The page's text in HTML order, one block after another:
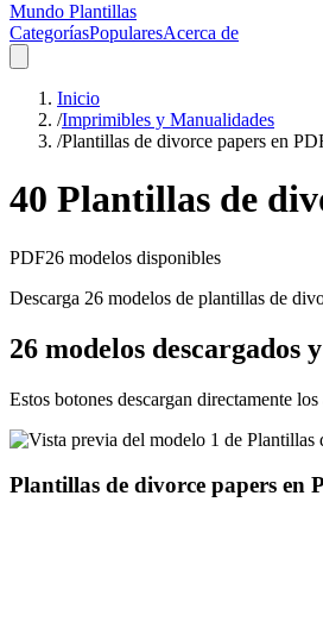
Mundo Plantillas
CategoríasPopularesAcerca de
Inicio
/Imprimibles y Manualidades
/Plantillas de divorce papers en
40 Plantillas de
PDF26 modelos disponibles
Descarga 26 modelos de plantillas de
26 modelos
Estos botones descargan directamente
Plantillas de divorce papers en